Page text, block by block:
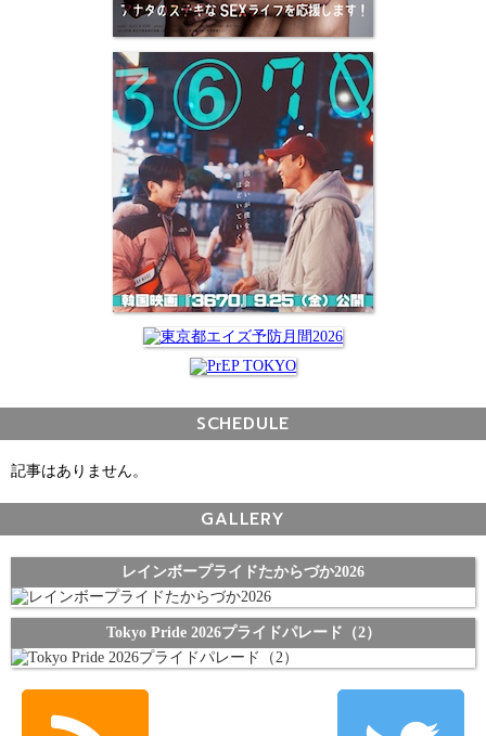
SCHEDULE
記事はありません。
GALLERY
レインボープライドたからづか2026
Tokyo Pride 2026プライドパレード（2）